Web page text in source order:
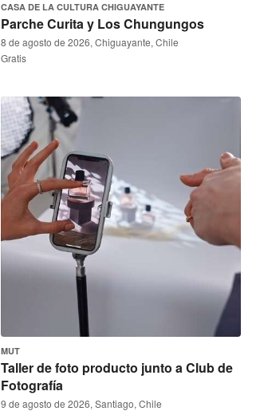
CASA DE LA CULTURA CHIGUAYANTE
Parche Curita y Los Chungungos
8 de agosto de 2026, Chiguayante, Chile
Gratis
MUT
Taller de foto producto junto a Club de
Fotografía
9 de agosto de 2026, Santiago, Chile